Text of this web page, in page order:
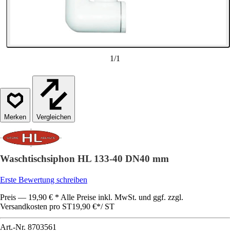
1/1
Vergleichen
Waschtischsiphon HL 133-40 DN40 mm
Erste Bewertung schreiben
Preis — 19,90 € * Alle Preise inkl. MwSt. und ggf. zzgl.
Versandkosten pro ST19,90 €*/ ST
Art.-Nr. 8703561